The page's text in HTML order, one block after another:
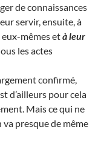
de connaissances
servir, ensuite, à
eux-mêmes età leur
les actes
confirmé,
d’ailleurs pour cela
Mais ce qui ne
va presque de même